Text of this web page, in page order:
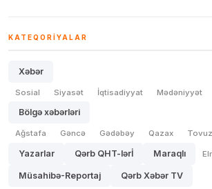
KATEQORIYALAR
Xəbər
Sosial Siyasət İqtisadiyyat Mədəniyyət
Bölgə xəbərləri
Ağstafa Gəncə Gədəbəy Qazax Tovuz
Yazarlar Qərb QHT-lərİ Maraqlı
Müsahibə-Reportaj Qərb Xəbər TV